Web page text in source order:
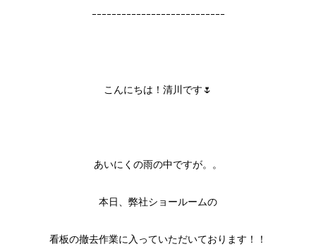
ｰｰｰｰｰｰｰｰｰｰｰｰｰｰｰｰｰｰｰｰｰｰｰｰｰｰｰ
こんにちは！清川です🌷
あいにくの雨の中ですが。。
本日、弊社ショールームの
看板の撤去作業に入っていただいております！！